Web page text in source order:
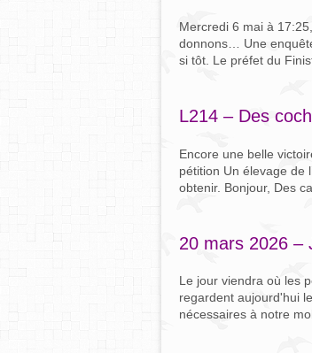
Mercredi 6 mai à
donnons… Une
si tôt. Le préfet du
L214 – Des
Encore une belle
pétition Un élevage de
obtenir. Bonjour, Des
20 mars 2026 –
Le jour viendra où les
regardent aujourd'hui
nécessaires à notre